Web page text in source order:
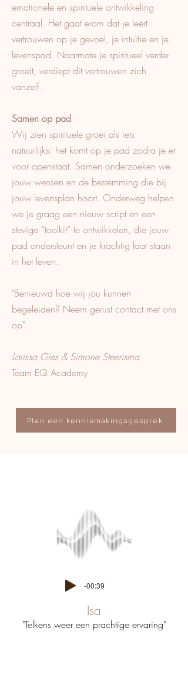
emotionele en spirituele ontwikkeling
centraal. Het gaat erom dat je leert
vertrouwen op je gevoel, je intuïtie en je
levenspad. Naarmate je spiritueel verder
groeit, verdiept dit vertrouwen zich
vanzelf.
Samen op pad
Wij zien spirituele groei als iets
natuurlijks: het komt op je pad zodra je er
voor openstaat. Samen onderzoeken we
jouw wensen en de bestemming die bij
jouw levensplan hoort. Onderweg helpen
we je graag een nieuw script en een
stevige “toolkit” te ontwikkelen, die jouw
pad ondersteunt en je krachtig laat staan
in het leven.
"Benieuwd hoe wij jou kunnen
begeleiden? Neem gerust contact met ons
op".
Larissa Gies & Simone Steensma
Team EQ Academy
Plan een kennismakingsgesprek
-00:39
Isa
"Telkens weer een prachtige ervaring"